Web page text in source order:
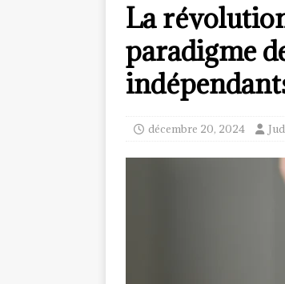
La
paradigme
décembre 20, 2024